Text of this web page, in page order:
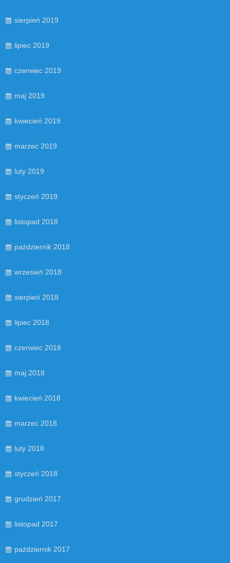
sierpień 2019
lipiec 2019
czerwiec 2019
maj 2019
kwiecień 2019
marzec 2019
luty 2019
styczeń 2019
listopad 2018
październik 2018
wrzesień 2018
sierpień 2018
lipiec 2018
czerwiec 2018
maj 2018
kwiecień 2018
marzec 2018
luty 2018
styczeń 2018
grudzień 2017
listopad 2017
październik 2017